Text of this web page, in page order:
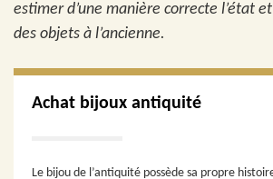
estimer d’une manière correcte l’état
des objets à l’ancienne.
Achat bijoux antiquité
Le bijou de l’antiquité possède sa propre